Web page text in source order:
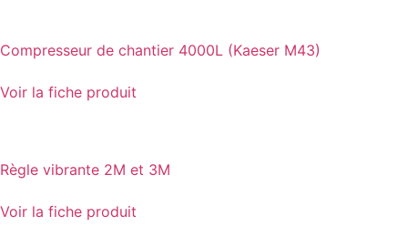
Compresseur de chantier 4000L (Kaeser M43)
Voir la fiche produit
Règle vibrante 2M et 3M
Voir la fiche produit